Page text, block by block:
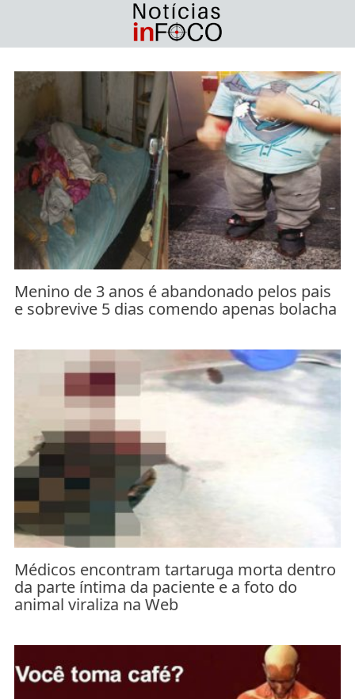
content
Menino de 3 anos é abandonado pelos pais
e sobrevive 5 dias comendo apenas bolacha
Médicos encontram tartaruga morta dentro
da parte íntima da paciente e a foto do
animal viraliza na Web